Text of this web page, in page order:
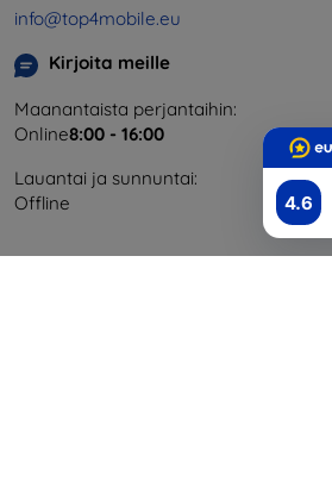
4.6
info@top4mobile.eu
Kirjoita meille
Maanantaista perjantaihin:
Online8:00 - 16:00
Lauantai ja sunnuntai:
Offline